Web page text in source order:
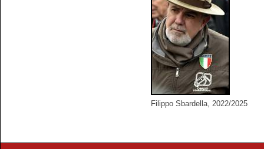
Filippo Sbardella, 2022/2025